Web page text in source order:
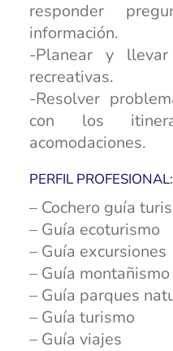
responder
información.
-Planear y
recreativas.
-Resolver
con los
acomodaciones.
PERFIL PROFESIONAL:
– Cochero guía
– Guía ecoturismo
– Guía excursiones
– Guía montañismo
– Guía parques
– Guía turismo
– Guía viajes